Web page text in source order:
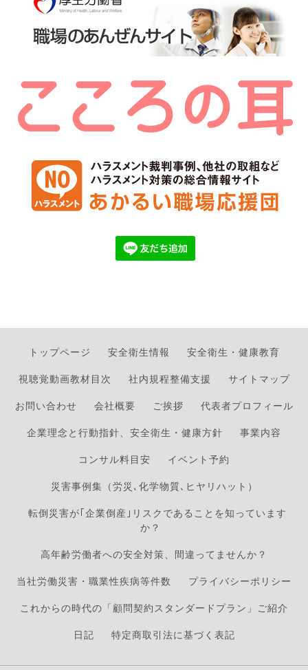
トップページ 安全衛生情報
安全衛生・健康教育
視聴覚動画教材目次
社内規程整備支援
サイトマップ
お問い合わせ
会社概要 ご挨拶
代表者プロフィール
企業理念と行動指針、安全衛生・健康方針
事業内容
コンサル料目安
イベント予約
災害事例集（労災､化学物質､ヒヤリハット）
転倒災害が｢企業倒産｣リスクであることを知っています
か？
高年齢労働者への安全対策、間違ってませんか？
当社労働災害・職業性疾病等件数
プライバシーポリシー
これからの時代の「顧問契約スタンダードプラン」ご紹介
日記
特定商取引法に基づく表記